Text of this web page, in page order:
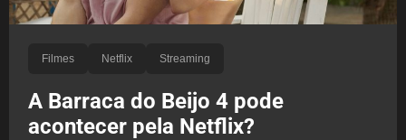
Filmes Netflix Streaming
A Barraca do Beijo 4 pode
acontecer pela Netflix?